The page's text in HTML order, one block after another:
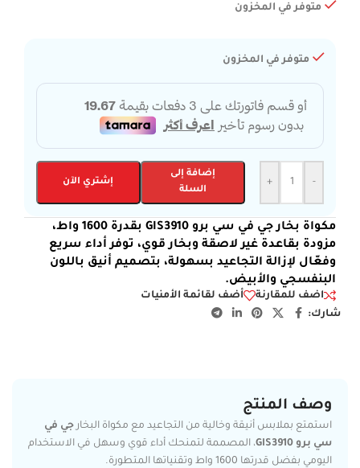
متوفر في المخزون
متوفر في المخزون
-
+
إضافة إلى
السلة
إشتري الآن
مكواة بخار جي في سي برو GIS3910 بقدرة 1600 واط،
مزودة بقاعدة غير لاصقة وبخار قوي، توفر أداء سريع
وفعّال لإزالة التجاعيد بسهولة، بتصميم أنيق باللون
البنفسجي والأبيض.
اضف للمقارنة
أضف لقائمة الأمنيات
شارك:
وصف المنتج
استمتع بملابس أنيقة وخالية من التجاعيد مع مكواة البخار جي في
سي برو GIS3910
، المصممة لتمنحك أداء قوي وسهل في الاستخدام
اليومي بفضل قدرتها 1600 واط وتقنياتها المتطورة.